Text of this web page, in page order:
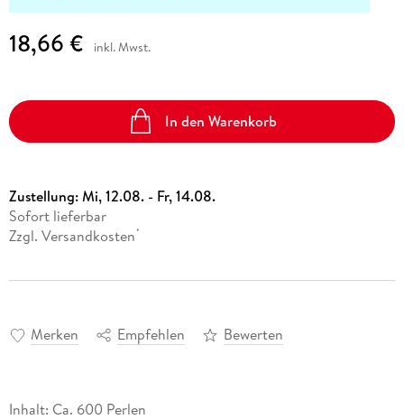
18,66 € inkl. Mwst.
In den Warenkorb
Zustellung:Mi, 12.08. - Fr, 14.08.
Sofort lieferbar
Zzgl. Versandkosten *
Merken Empfehlen Bewerten
Inhalt: Ca. 600 Perlen